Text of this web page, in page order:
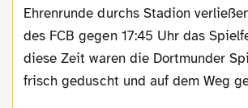
Ehrenrunde durchs Stadion
des FCB gegen 17:45 Uhr das
diese Zeit waren die Dortmunder
frisch geduscht und auf dem Weg